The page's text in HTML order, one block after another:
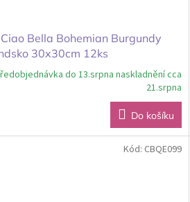
Bella Bohemian Burgundy
30x30cm 12ks
do 13.srpna naskladnění cca
21.srpna
Do košíku
Kód: CBQE099